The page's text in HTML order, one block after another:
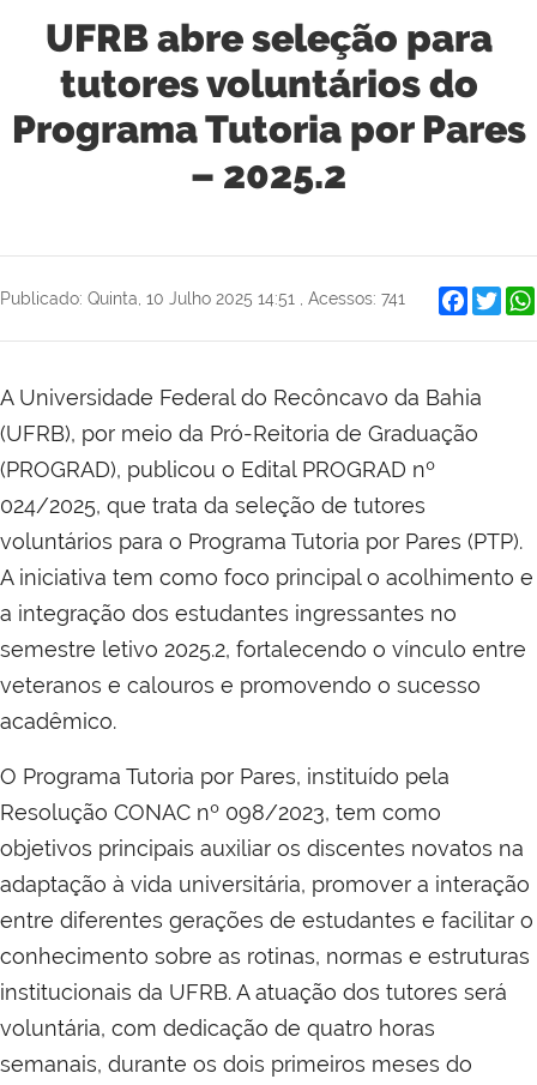
UFRB abre seleção para
tutores voluntários do
Programa Tutoria por Pares
– 2025.2
Publicado: Quinta, 10 Julho 2025 14:51 Acessos: 741
A Universidade Federal do Recôncavo da Bahia
(UFRB), por meio da Pró-Reitoria de Graduação
(PROGRAD), publicou o Edital PROGRAD nº
024/2025, que trata da seleção de tutores
voluntários para o Programa Tutoria por Pares (PTP).
A iniciativa tem como foco principal o acolhimento e
a integração dos estudantes ingressantes no
semestre letivo 2025.2, fortalecendo o vínculo entre
veteranos e calouros e promovendo o sucesso
acadêmico.
O Programa Tutoria por Pares, instituído pela
Resolução CONAC nº 098/2023, tem como
objetivos principais auxiliar os discentes novatos na
adaptação à vida universitária, promover a interação
entre diferentes gerações de estudantes e facilitar o
conhecimento sobre as rotinas, normas e estruturas
institucionais da UFRB. A atuação dos tutores será
voluntária, com dedicação de quatro horas
semanais, durante os dois primeiros meses do